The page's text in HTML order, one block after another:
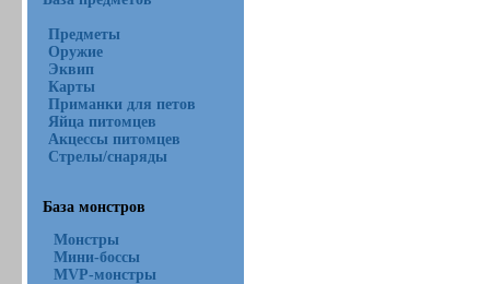
Предметы
Оружие
Эквип
Карты
Приманки для петов
Яйца питомцев
Акцессы питомцев
Стрелы/снаряды
База монстров
Монстры
Мини-боссы
MVP-монстры